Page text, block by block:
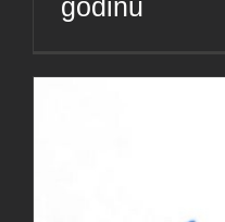
godinu